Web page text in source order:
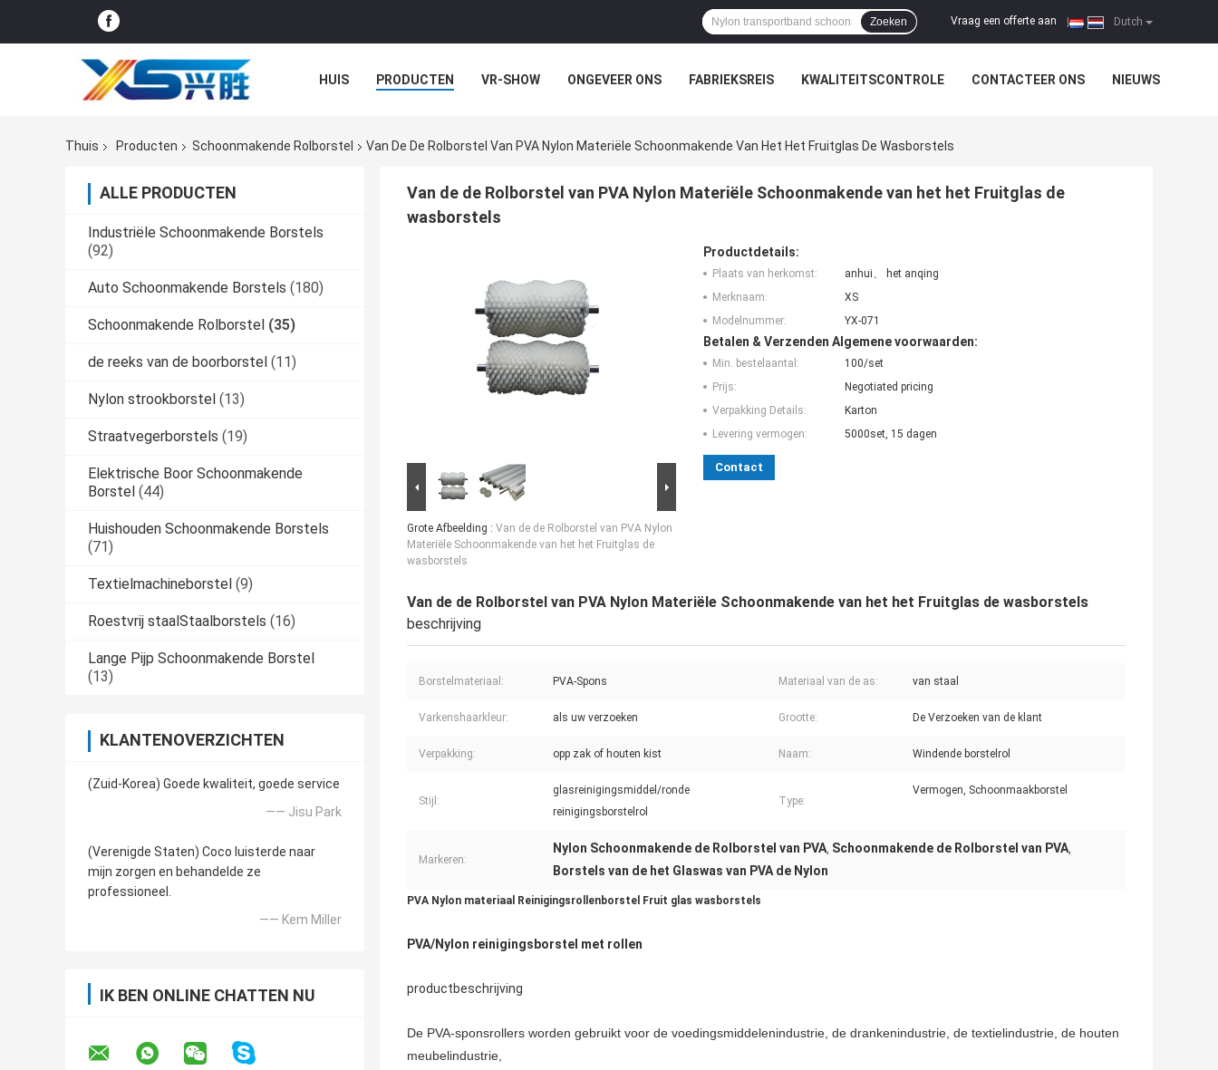
Dutch
Vraag een offerte aan
Zoeken
HUIS PRODUCTEN VR-SHOW ONGEVEER ONS FABRIEKSREIS KWALITEITSCONTROLE CONTACTEER ONS NIEUWS
Thuis
Producten Schoonmakende Rolborstel Van De De Rolborstel Van PVA Nylon Materiële Schoonmakende Van Het Het Fruitglas De Wasborstels
ALLE PRODUCTEN
Industriële Schoonmakende Borstels
(92)
Auto Schoonmakende Borstels (180)
Schoonmakende Rolborstel (35)
de reeks van de boorborstel (11)
Nylon strookborstel (13)
Straatvegerborstels (19)
Elektrische Boor Schoonmakende
Borstel (44)
Huishouden Schoonmakende Borstels
(71)
Textielmachineborstel (9)
Roestvrij staalStaalborstels (16)
Lange Pijp Schoonmakende Borstel
(13)
KLANTENOVERZICHTEN
(Zuid-Korea) Goede kwaliteit, goede service
—— Jisu Park
(Verenigde Staten) Coco luisterde naar
mijn zorgen en behandelde ze
professioneel.
—— Kem Miller
IK BEN ONLINE CHATTEN NU
Van de de Rolborstel van PVA Nylon Materiële Schoonmakende van het het Fruitglas de
wasborstels
Grote Afbeelding : Van de de Rolborstel van PVA Nylon
Materiële Schoonmakende van het het Fruitglas de
wasborstels
Productdetails:
Plaats van herkomst:
anhui、 het anqing
Merknaam:
XS
Modelnummer:
YX-071
Betalen & Verzenden Algemene voorwaarden:
Min. bestelaantal:
100/set
Prijs:
Negotiated pricing
Verpakking Details:
Karton
Levering vermogen:
5000set, 15 dagen
Contact
Van de de Rolborstel van PVA Nylon Materiële Schoonmakende van het het Fruitglas de wasborstels
beschrijving
Borstelmateriaal: PVA-Spons Materiaal van de as: van staal
Varkenshaarkleur: als uw verzoeken Grootte: De Verzoeken van de klant
Verpakking: opp zak of houten kist Naam: Windende borstelrol
Stijl:
glasreinigingsmiddel/ronde
reinigingsborstelrol
Type:
Vermogen, Schoonmaakborstel
Markeren:
Nylon Schoonmakende de Rolborstel van PVA, Schoonmakende de Rolborstel van PVA,
Borstels van de het Glaswas van PVA de Nylon
PVA Nylon materiaal Reinigingsrollenborstel Fruit glas wasborstels
PVA/Nylon reinigingsborstel met rollen
productbeschrijving
De PVA-sponsrollers worden gebruikt voor de voedingsmiddelenindustrie, de drankenindustrie, de textielindustrie, de houten
meubelindustrie,